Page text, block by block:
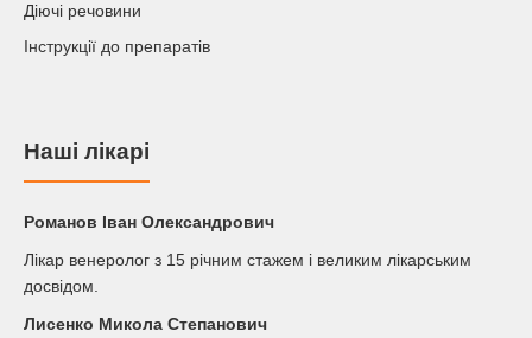
Діючі речовини
Інструкції до препаратів
Наші лікарі
Романов Iван Олександрович
Лікар венеролог з 15 річним стажем і великим лікарським
досвідом.
Лисенко Микола Степанович